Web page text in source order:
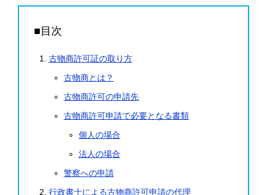
■目次
古物商許可証の取り方
古物商とは？
古物商許可の申請先
古物商許可申請で必要となる書類
個人の場合
法人の場合
警察への申請
行政書士による古物商許可申請の代理